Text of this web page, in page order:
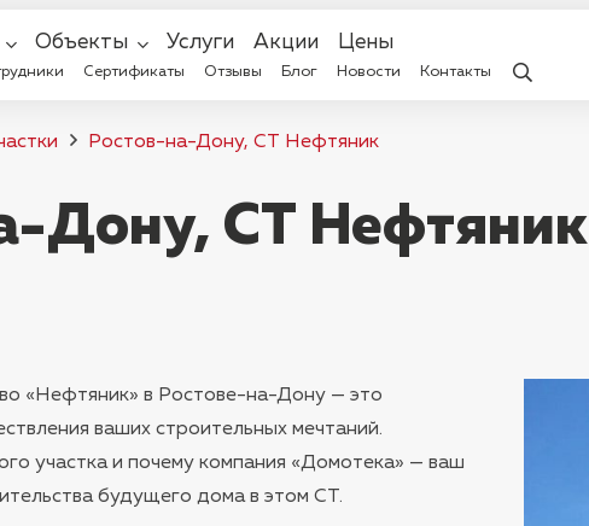
Объекты Услуги Акции Цены
Сертификаты Отзывы Блог Новости Контакты
Ростов-на-Дону, СТ Нефтяник
Дону, СТ Нефтяник
«Нефтяник» в Ростове-на-Дону — это
ваших строительных мечтаний.
участка и почему компания «Домотека» — ваш
будущего дома в этом СТ.